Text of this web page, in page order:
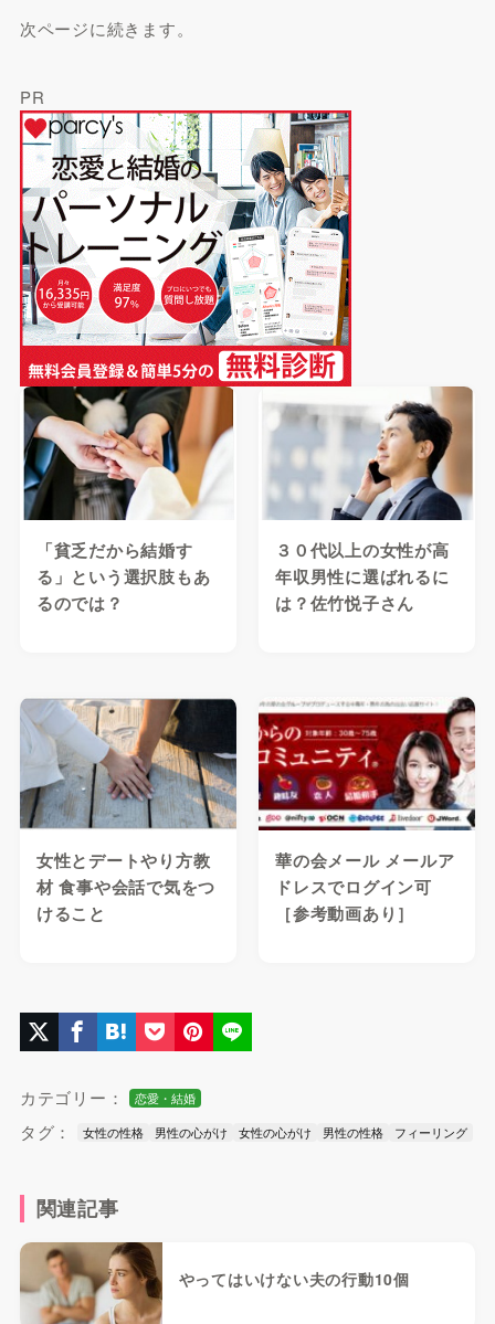
次ページに続きます。
PR
「貧乏だから結婚す
る」という選択肢もあ
るのでは？
３０代以上の女性が高
年収男性に選ばれるに
は？佐竹悦子さん
女性とデートやり方教
材 食事や会話で気をつ
けること
華の会メール メールア
ドレスでログイン可
［参考動画あり］
カテゴリー： 恋愛・結婚
タグ： 女性の性格 男性の心がけ 女性の心がけ 男性の性格 フィーリング
関連記事
やってはいけない夫の行動10個